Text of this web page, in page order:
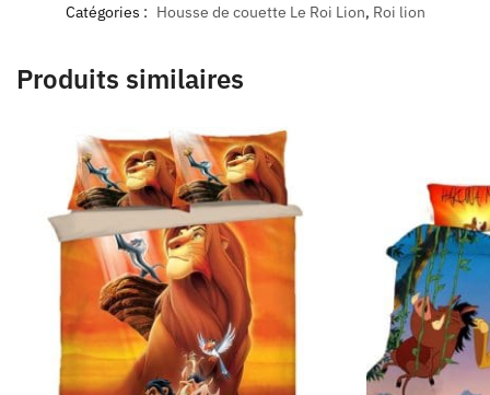
Catégories : Housse de couette Le Roi Lion, Roi lion
Produits similaires